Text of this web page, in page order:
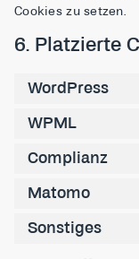
Cookies zu setzen.
6. Platzierte
WordPress
WPML
Complianz
Matomo
Sonstiges